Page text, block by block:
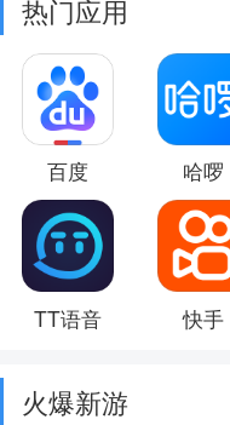
热门应用
百度 哈啰
TT语音 快手
火爆新游